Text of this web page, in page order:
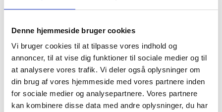
Denne hjemmeside bruger cookies
Vi bruger cookies til at tilpasse vores indhold og
annoncer, til at vise dig funktioner til sociale medier og til
at analysere vores trafik. Vi deler også oplysninger om
din brug af vores hjemmeside med vores partnere inden
for sociale medier og analysepartnere. Vores partnere
kan kombinere disse data med andre oplysninger, du har
Kilde: BL’s egne beregninger på baggrund af Danmarks Statistiks
registerdata og Sundhedsstyrelsens Register for Udvalgte
Kroniske Sygdomme og Svære Psykiske Lidelser (RUKS), oktober